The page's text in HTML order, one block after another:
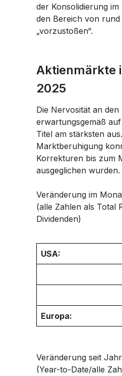
der Konsolidierung
den Bereich von
„vorzustoßen“.
Aktienmärkte
2025
Die Nervosität an
erwartungsgemäß
Titel am stärksten
Marktberuhigung
Korrekturen bis zum
ausgeglichen
Veränderung im
(alle Zahlen als Total
Dividenden)
USA:
Europa:
Veränderung seit
(Year-to-Date/alle